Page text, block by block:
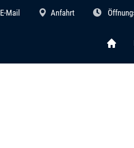
E-Mail Anfahrt